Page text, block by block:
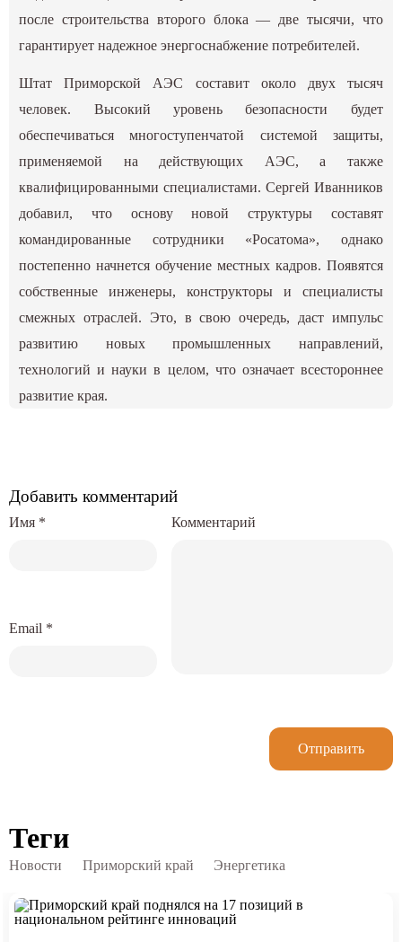
после строительства второго блока — две тысячи, что
гарантирует надежное энергоснабжение потребителей.
Штат Приморской АЭС составит около двух тысяч
человек. Высокий уровень безопасности будет
обеспечиваться многоступенчатой системой защиты,
применяемой на действующих АЭС, а также
квалифицированными специалистами. Сергей Иванников
добавил, что основу новой структуры составят
командированные сотрудники «Росатома», однако
постепенно начнется обучение местных кадров. Появятся
собственные инженеры, конструкторы и специалисты
смежных отраслей. Это, в свою очередь, даст импульс
развитию новых промышленных направлений,
технологий и науки в целом, что означает всестороннее
развитие края.
Добавить комментарий
Комментарий
Имя *
Email *
Отправить
Теги
Новости Приморский край Энергетика